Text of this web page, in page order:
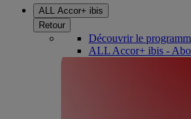
ALL Accor+ ibis
Retour
Découvrir le
ALL Accor+ ibis -